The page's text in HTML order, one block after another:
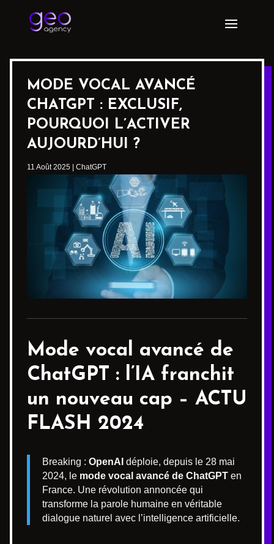
MODE VOCAL AVANCÉ
CHATGPT : EXCLUSIF,
POURQUOI L’ACTIVER
AUJOURD’HUI ?
11 Août 2025 ChatGPT
Mode vocal avancé de
ChatGPT : l’IA franchit
un nouveau cap – ACTU
FLASH 2024
Breaking : OpenAI déploie, depuis le 28 mai
2024, le mode vocal avancé de ChatGPT en
France. Une révolution annoncée qui
transforme la parole humaine en véritable
dialogue naturel avec l’intelligence artificielle.